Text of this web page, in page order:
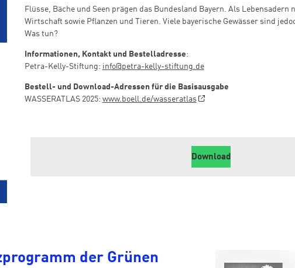
Flüsse, Bäche und Seen prägen das Bundesland Bayern. Als Lebensadern
Wirtschaft sowie Pflanzen und Tieren. Viele bayerische Gewässer sind
Was tun?
Informationen, Kontakt und Bestelladresse:
Petra-Kelly-Stiftung: info@petra-kelly-stiftung.de
Bestell- und Download-Adressen für die Basisausgabe
WASSERATLAS 2025: www.boell.de/wasseratlas
Download
der Grünen